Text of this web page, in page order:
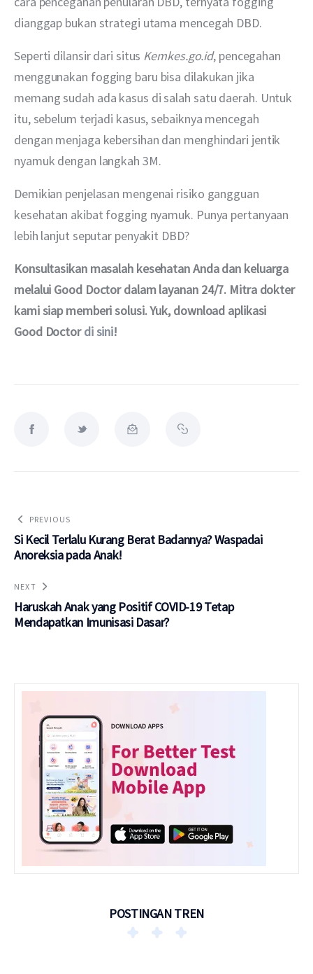
dianggap bukan strategi utama mencegah DBD.
Seperti dilansir dari situs Kemkes.go.id, pencegahan
menggunakan fogging baru bisa dilakukan jika
memang sudah ada kasus di salah satu daerah. Untuk
itu, sebelum terjadi kasus, sebaiknya mencegah
dengan menjaga kebersihan dan menghindari jentik
nyamuk dengan langkah 3M.
Demikian penjelasan mengenai risiko gangguan
kesehatan akibat fogging nyamuk. Punya pertanyaan
lebih lanjut seputar penyakit DBD?
Konsultasikan masalah kesehatan Anda dan keluarga
melalui Good Doctor dalam layanan 24/7. Mitra dokter
kami siap memberi solusi. Yuk, download aplikasi
Good Doctor di sini!
PREVIOUS
Si Kecil Terlalu Kurang Berat Badannya? Waspadai
Anoreksia pada Anak!
NEXT
Haruskah Anak yang Positif COVID-19 Tetap
Mendapatkan Imunisasi Dasar?
POSTINGAN TREN